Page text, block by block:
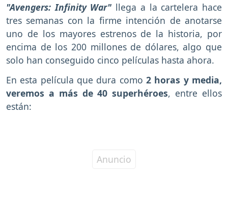
"Avengers: Infinity War" llega a la cartelera hace
tres semanas con la firme intención de anotarse
uno de los mayores estrenos de la historia, por
encima de los 200 millones de dólares, algo que
solo han conseguido cinco películas hasta ahora.
En esta película que dura como 2 horas y media,
veremos a más de 40 superhéroes, entre ellos
están: